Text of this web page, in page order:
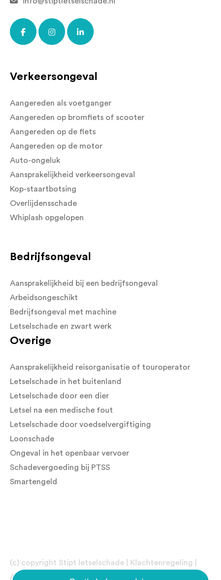
Verkeersongeval
Aangereden als voetganger
Aangereden op bromfiets of scooter
Aangereden op de fiets
Aangereden op de motor
Auto-ongeluk
Aansprakelijkheid verkeersongeval
Kop-staartbotsing
Overlijdensschade
Whiplash opgelopen
Bedrijfsongeval
Aansprakelijkheid bij een bedrijfsongeval
Arbeidsongeschikt
Bedrijfsongeval met machine
Letselschade en zwart werk
Overige
Aansprakelijkheid reisorganisatie of touroperator
Letselschade in het buitenland
Letselschade door een dier
Letsel na een medische fout
Letselschade door voedselvergiftiging
Loonschade
Ongeval in het openbaar vervoer
Schadevergoeding bij PTSS
Smartengeld
(c) copyright Stipt letselschade | Klachtenregeling
Algemene Voorwaarden
Sitemap | Privacyverklaring